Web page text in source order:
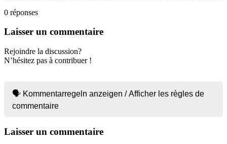
0 réponses
Laisser un commentaire
Rejoindre la discussion?
N’hésitez pas à contribuer !
🗣 Kommentarregeln anzeigen / Afficher les règles de
commentaire
Laisser un commentaire